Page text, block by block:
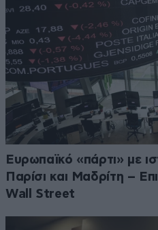
Ευρωπαϊκό «πάρτι» με
Παρίσι και Μαδρίτη –
Wall Street